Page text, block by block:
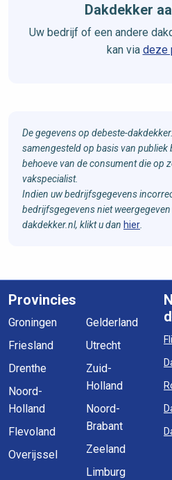
Dakdekker
Uw bedrijf of een andere
kan via deze
De gegevens op debeste-
samengesteld op basis van publiek
behoeve van de consument die op
vakspecialist.
Indien uw bedrijfsgegevens
bedrijfsgegevens niet
dakdekker.nl, klikt u dan hier
Provincies
Groningen
Friesland
Drenthe
Noord-
Holland
Flevoland
Overijssel
Gelderland
Utrecht
Zuid-
Holland
Noord-
Brabant
Zeeland
Limburg